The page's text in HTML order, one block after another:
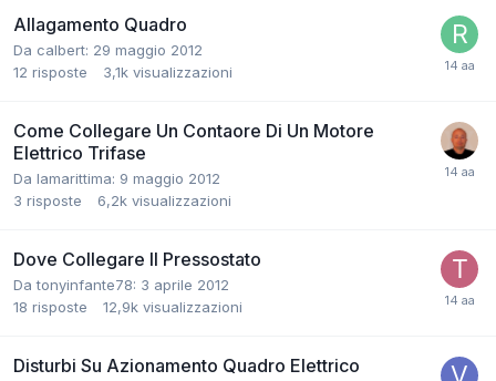
Allagamento Quadro
Da calbert: 29 maggio 2012
12 risposte 3,1k visualizzazioni
Come Collegare Un Contaore Di Un Motore
Elettrico Trifase
Da lamarittima: 9 maggio 2012
3 risposte 6,2k visualizzazioni
Dove Collegare Il Pressostato
Da tonyinfante78: 3 aprile 2012
18 risposte 12,9k visualizzazioni
Disturbi Su Azionamento Quadro Elettrico